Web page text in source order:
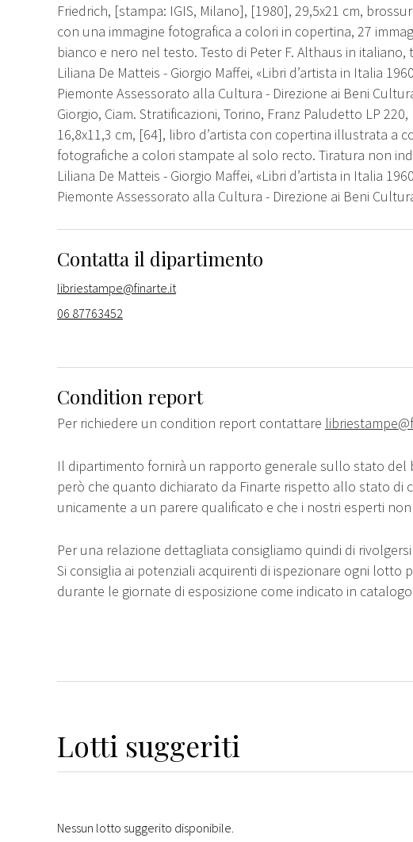
Friedrich, [stampa: IGIS, Milano], [1980], 29,5x21 cm,
con una immagine fotografica a colori in copertina, 27
bianco e nero nel testo. Testo di Peter F. Althaus in
Liliana De Matteis - Giorgio Maffei, «Libri d’artista in Italia
Piemonte Assessorato alla Cultura - Direzione ai Beni
Giorgio, Ciam. Stratificazioni, Torino, Franz Paludetto LP
16,8x11,3 cm, [64], libro d’artista con copertina illustrata a
fotografiche a colori stampate al solo recto. Tiratura non
Liliana De Matteis - Giorgio Maffei, «Libri d’artista in Italia
Piemonte Assessorato alla Cultura - Direzione ai Beni
Contatta il dipartimento
libriestampe@finarte.it
06 87763452
Condition report
Per richiedere un condition report contattare
Il dipartimento fornirà un rapporto generale sullo stato del
però che quanto dichiarato da Finarte rispetto allo stato di
unicamente a un parere qualificato e che i nostri esperti
Per una relazione dettagliata consigliamo quindi di
Si consiglia ai potenziali acquirenti di ispezionare ogni lotto
durante le giornate di esposizione come indicato in
Lotti suggeriti
Nessun lotto suggerito disponibile.